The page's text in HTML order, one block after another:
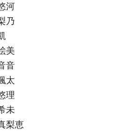
乃
美
音
太
理
恵